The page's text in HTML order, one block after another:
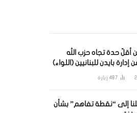
أقلّ حدة تجاه حزب الله
بايدن للبنانيين (اللواء)
487 زيارة
إلى “نقطة تفاهم” بشأن